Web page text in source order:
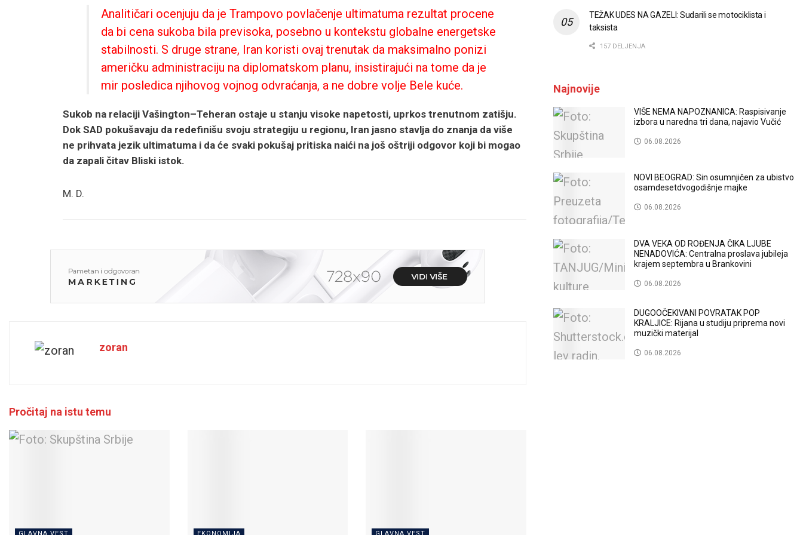
Analitičari ocenjuju da je Trampovo povlačenje ultimatuma rezultat procene
da bi cena sukoba bila previsoka, posebno u kontekstu globalne energetske
stabilnosti. S druge strane, Iran koristi ovaj trenutak da maksimalno ponizi
američku administraciju na diplomatskom planu, insistirajući na tome da je
mir posledica njihovog vojnog odvraćanja, a ne dobre volje Bele kuće.
Sukob na relaciji Vašington–Teheran ostaje u stanju visoke napetosti, uprkos trenutnom zatišju.
Dok SAD pokušavaju da redefinišu svoju strategiju u regionu, Iran jasno stavlja do znanja da više
ne prihvata jezik ultimatuma i da će svaki pokušaj pritiska naići na još oštriji odgovor koji bi mogao
da zapali čitav Bliski istok.
M. D.
zoran
Pročitaj na istu temu
TEŽAK UDES NA GAZELI: Sudarili se motociklista i
taksista
157 DELJENJA
Najnovije
VIŠE NEMA NAPOZNANICA: Raspisivanje
izbora u naredna tri dana, najavio Vučić
06.08.2026
NOVI BEOGRAD: Sin osumnjičen za ubistvo
osamdesetdvogodišnje majke
06.08.2026
DVA VEKA OD ROĐENJA ČIKA LJUBE
NENADOVIĆA: Centralna proslava jubileja
krajem septembra u Brankovini
06.08.2026
DUGOOČEKIVANI POVRATAK POP
KRALJICE: Rijana u studiju priprema novi
muzički materijal
06.08.2026